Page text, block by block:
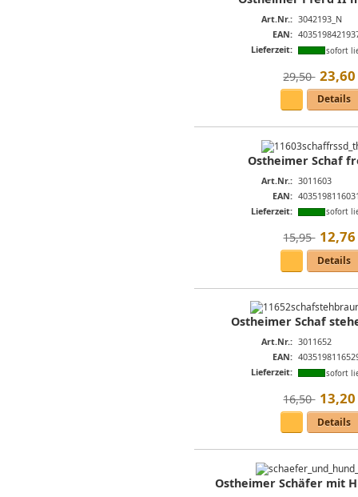
Art.Nr.: 3042193_N
EAN:
Lieferzeit:
sofort
29,50  23,60
Details
Ostheimer Schaf
Art.Nr.: 3011603
EAN:
Lieferzeit:
sofort
15,95  12,76
Details
Ostheimer Schaf
Art.Nr.: 3011652
EAN:
Lieferzeit:
sofort
16,50  13,20
Details
Ostheimer Schäfer mit